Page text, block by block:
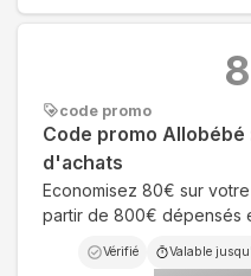
code promo
Code promo
d'achats
Economisez 80€ sur
partir de 800€ dépensés
Vérifié Valable